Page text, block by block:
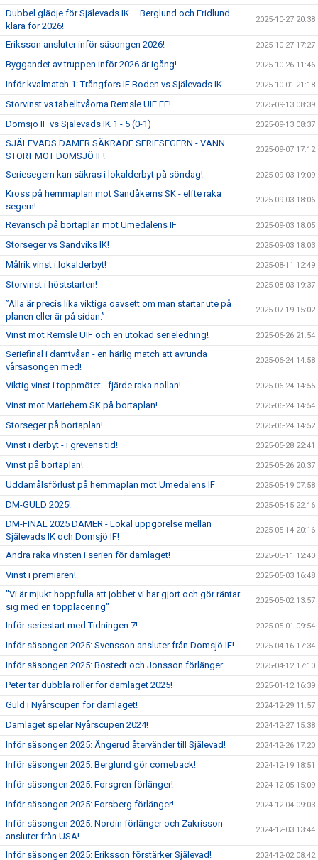
Dubbel glädje för Själevads IK – Berglund och Fridlund
klara för 2026!
2025-10-27 20:38
Eriksson ansluter inför säsongen 2026! 2025-10-27 17:27
Byggandet av truppen inför 2026 är igång! 2025-10-26 11:46
Inför kvalmatch 1: Trångfors IF Boden vs Själevads IK 2025-10-01 21:18
Storvinst vs tabelltvåorna Remsle UIF FF! 2025-09-13 08:39
Domsjö IF vs Själevads IK 1 - 5 (0-1) 2025-09-13 08:37
SJÄLEVADS DAMER SÄKRADE SERIESEGERN - VANN
STORT MOT DOMSJÖ IF!
2025-09-07 17:12
Seriesegern kan säkras i lokalderbyt på söndag! 2025-09-03 19:09
Kross på hemmaplan mot Sandåkerns SK - elfte raka
segern!
2025-09-03 18:06
Revansch på bortaplan mot Umedalens IF 2025-09-03 18:05
Storseger vs Sandviks IK! 2025-09-03 18:03
Målrik vinst i lokalderbyt! 2025-08-11 12:49
Storvinst i höststarten! 2025-08-03 19:37
”Alla är precis lika viktiga oavsett om man startar ute på
planen eller är på sidan.”
2025-07-19 15:02
Vinst mot Remsle UIF och en utökad serieledning! 2025-06-26 21:54
Seriefinal i damtvåan - en härlig match att avrunda
vårsäsongen med!
2025-06-24 14:58
Viktig vinst i toppmötet - fjärde raka nollan! 2025-06-24 14:55
Vinst mot Mariehem SK på bortaplan! 2025-06-24 14:54
Storseger på bortaplan! 2025-06-24 14:52
Vinst i derbyt - i grevens tid! 2025-05-28 22:41
Vinst på bortaplan! 2025-05-26 20:37
Uddamålsförlust på hemmaplan mot Umedalens IF 2025-05-19 07:58
DM-GULD 2025! 2025-05-15 22:16
DM-FINAL 2025 DAMER - Lokal uppgörelse mellan
Själevads IK och Domsjö IF!
2025-05-14 20:16
Andra raka vinsten i serien för damlaget! 2025-05-11 12:40
Vinst i premiären! 2025-05-03 16:48
"Vi är mjukt hoppfulla att jobbet vi har gjort och gör räntar
sig med en topplacering"
2025-05-02 13:57
Inför seriestart med Tidningen 7! 2025-05-01 09:54
Inför säsongen 2025: Svensson ansluter från Domsjö IF! 2025-04-16 17:34
Inför säsongen 2025: Bostedt och Jonsson förlänger 2025-04-12 17:10
Peter tar dubbla roller för damlaget 2025! 2025-01-12 16:39
Guld i Nyårscupen för damlaget! 2024-12-29 11:57
Damlaget spelar Nyårscupen 2024! 2024-12-27 15:38
Inför säsongen 2025: Ängerud återvänder till Själevad! 2024-12-26 17:20
Inför säsongen 2025: Berglund gör comeback! 2024-12-19 18:51
Inför säsongen 2025: Forsgren förlänger! 2024-12-05 15:09
Inför säsongen 2025: Forsberg förlänger! 2024-12-04 09:03
Inför säsongen 2025: Nordin förlänger och Zakrisson
ansluter från USA!
2024-12-03 13:44
Inför säsongen 2025: Eriksson förstärker Själevad! 2024-12-02 08:42